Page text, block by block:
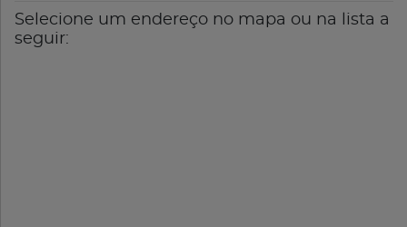
Selecione um endereço no mapa ou na lista a
seguir: